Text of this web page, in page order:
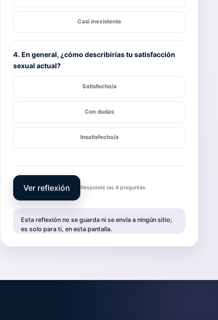
Casi inexistente
4. En general, ¿cómo describirías tu satisfacción
sexual actual?
Satisfecho/a
Con dudas
Insatisfecho/a
Ver reflexión Responde las 4 preguntas.
Esta reflexión no se guarda ni se envía a ningún sitio;
es solo para ti, en esta pantalla.